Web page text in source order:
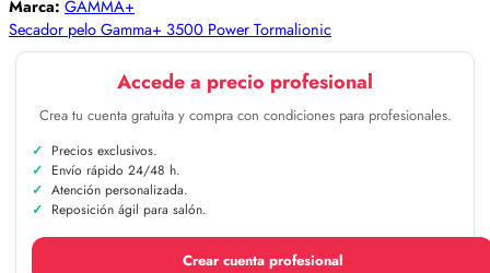
Marca: GAMMA+
Secador pelo Gamma+ 3500 Power Tormalionic
Accede a precio profesional
Crea tu cuenta gratuita y compra con condiciones para profesionales.
Precios exclusivos.
Envío rápido 24/48 h.
Atención personalizada.
Reposición ágil para salón.
Crear cuenta profesional